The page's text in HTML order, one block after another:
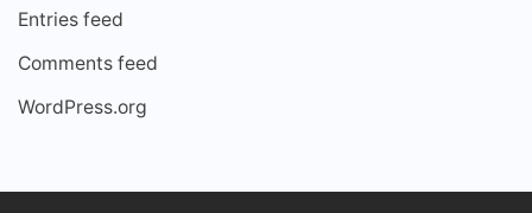
Entries feed
Comments feed
WordPress.org